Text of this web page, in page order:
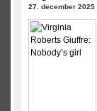
27. december 2025